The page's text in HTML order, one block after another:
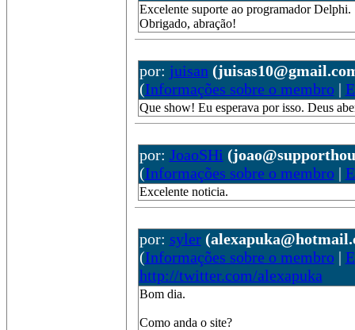
Excelente suporte ao programador Delphi.
Obrigado, abração!
por: juisan
(Informações sobre o membro|
Que show! Eu esperava por isso. Deus
por: JoaoSHi
(Informações sobre o membro|
Excelente noticia.
por: syler
(Informações sobre o membro|
http://twitter.com/alexapuka
Bom dia.
Como anda o site?